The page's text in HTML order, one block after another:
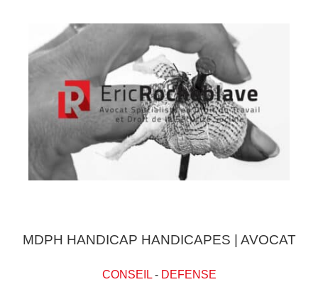
MDPH HANDICAP HANDICAPES | AVOCAT
CONSEIL- DEFENSE